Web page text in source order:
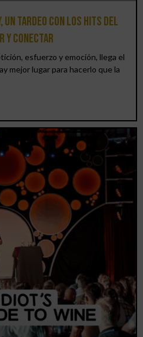
un tardeo con los hits del
y conectar
esfuerzo y emoción, llega el
mejor lugar para hacerlo que la